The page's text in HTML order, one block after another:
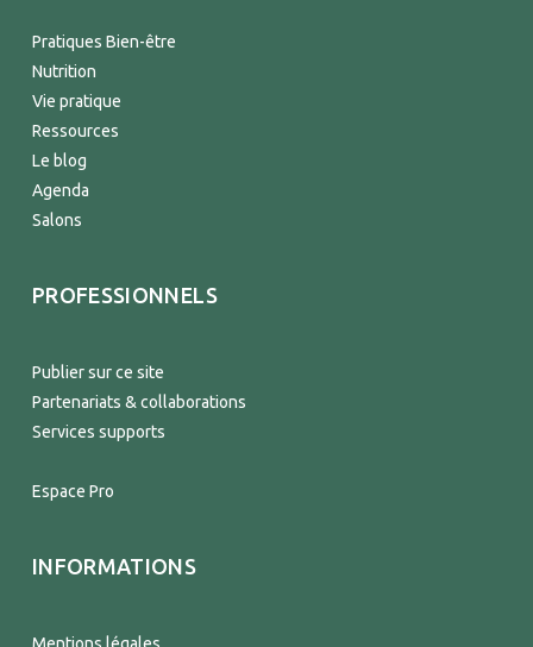
Pratiques Bien-être
Nutrition
Vie pratique
Ressources
Le blog
Agenda
Salons
PROFESSIONNELS
Publier sur ce site
Partenariats & collaborations
Services supports
Espace Pro
INFORMATIONS